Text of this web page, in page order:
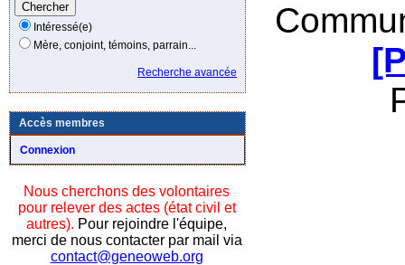
Intéressé(e)
Mère, conjoint, témoins, parrain...
Recherche avancée
Accès membres
Connexion
Nous cherchons des volontaires
pour relever des actes (état civil et
autres). Pour rejoindre l'équipe,
merci de nous contacter par mail via
contact@geneoweb.org